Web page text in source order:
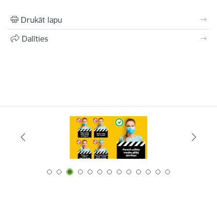
Drukāt lapu
Dalīties